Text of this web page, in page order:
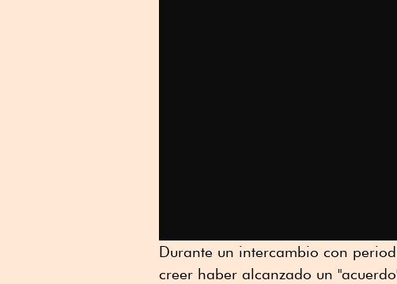
Durante un intercambio con
creer haber alcanzado un